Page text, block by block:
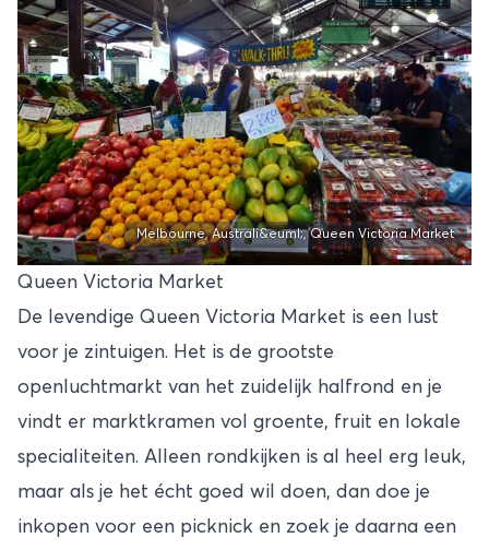
Melbourne, Australi&euml;, Queen Victoria Market
Queen Victoria Market
De levendige Queen Victoria Market is een lust
voor je zintuigen. Het is de grootste
openluchtmarkt van het zuidelijk halfrond en je
vindt er marktkramen vol groente, fruit en lokale
specialiteiten. Alleen rondkijken is al heel erg leuk,
maar als je het écht goed wil doen, dan doe je
inkopen voor een picknick en zoek je daarna een